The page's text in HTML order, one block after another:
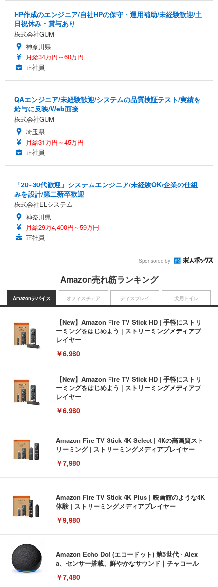
HP作成のエンジニア/自社HPの保守・運用補助/未経験歓迎/土
日祝休み・賞与あり
株式会社GUM
神奈川県
月給34万円～60万円
正社員
QAエンジニア/未経験歓迎/システムの品質検証テスト/実績を
給与に反映/Web面接
株式会社GUM
埼玉県
月給31万円～45万円
正社員
「20~30代歓迎」システムエンジニア/未経験OK/企業の仕組
みを設計/第二新卒歓迎
株式会社ELシステム
神奈川県
月給29万4,400円～59万円
正社員
Sponsored by
Amazon売れ筋ランキング
Amazonデバイス
【New】Amazon Fire TV Stick HD | 手軽にストリ
ーミングをはじめよう | ストリーミングメディアプ
レイヤー
￥6,980
【New】Amazon Fire TV Stick HD | 手軽にストリ
ーミングをはじめよう | ストリーミングメディアプ
レイヤー
￥6,980
Amazon Fire TV Stick 4K Select | 4Kの高画質スト
リーミング | ストリーミングメディアプレイヤー
￥7,980
Amazon Fire TV Stick 4K Plus | 映画館のような4K
体験 | ストリーミングメディアプレイヤー
￥9,980
Amazon Echo Dot (エコードット) 第5世代 - Alex
a、センサー搭載、鮮やかなサウンド｜チャコール
￥7,480
オフィスチェア ディスプレイ 犬用トイレ